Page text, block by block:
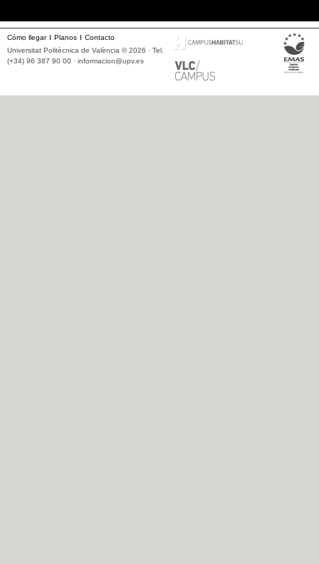
Cómo llegar Planos
Contacto
Universitat Politècnica de València © 2026 · Tel.
(+34) 96 387 90 00 · informacion@upv.es